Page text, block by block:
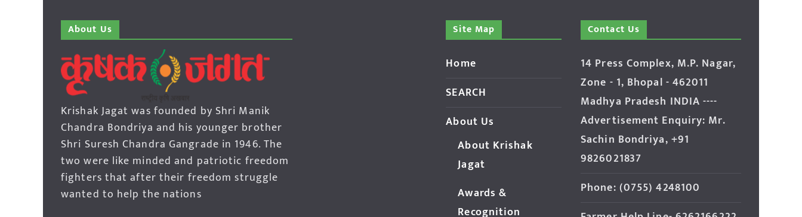
About Us
Krishak Jagat was founded by Shri Manik
Chandra Bondriya and his younger brother
Shri Suresh Chandra Gangrade in 1946. The
two were like minded and patriotic freedom
fighters that after their freedom struggle
wanted to help the nations
Site Map
Home
SEARCH
About Us
About Krishak
Jagat
Awards &
Recognition
Contact Us
14 Press Complex, M.P. Nagar,
Zone - 1, Bhopal - 462011
Madhya Pradesh INDIA ----
Advertisement Enquiry: Mr.
Sachin Bondriya, +91
9826021837
Phone: (0755) 4248100